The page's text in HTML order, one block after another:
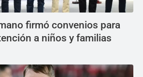
firmó convenios para
a niños y familias